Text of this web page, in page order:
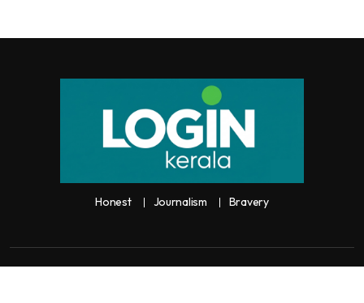
Honest Journalism Bravery